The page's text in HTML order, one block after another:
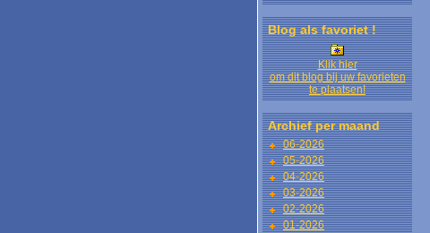
Blog als favoriet !
Klik hier
om dit blog bij uw favorieten
te plaatsen!
Archief per maand
06-2026
05-2026
04-2026
03-2026
02-2026
01-2026